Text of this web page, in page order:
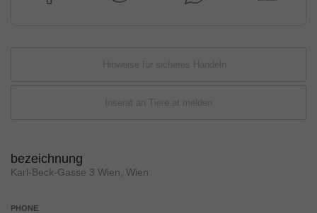
Hinweise für sicheres Handeln
Inserat an Tiere.at melden
bezeichnung
Karl-Beck-Gasse 3 Wien, Wien
PHONE